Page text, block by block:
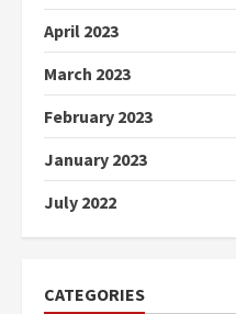
April 2023
March 2023
February 2023
January 2023
July 2022
CATEGORIES